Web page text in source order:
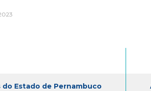
Estado de Pernambuco